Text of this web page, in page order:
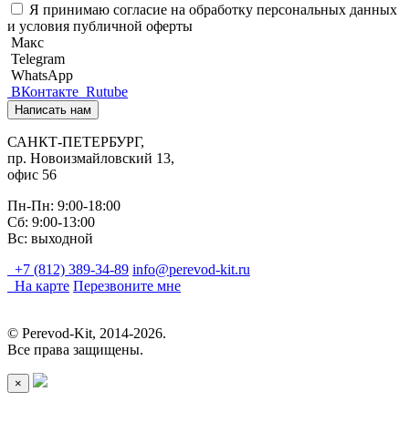
Я принимаю согласие на обработку персональных данных
и условия публичной оферты
Макс
Telegram
WhatsApp
ВКонтакте Rutube
Написать нам
САНКТ-ПЕТЕРБУРГ,
пр. Новоизмайловский 13,
офис 56
Пн-Пн: 9:00-18:00
Сб: 9:00-13:00
Вс: выходной
+7 (812) 389-34-89 info@perevod-kit.ru
На карте Перезвоните мне
© Perevod-Kit, 2014-2026.
Все права защищены.
×